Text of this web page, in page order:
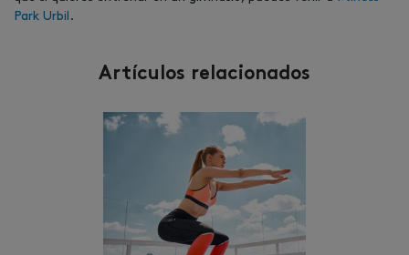
Park Urbil .
Artículos relacionados